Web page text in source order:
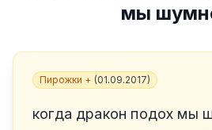
мы
Пирожки + (01.09.2017)
когда дракон подох мы